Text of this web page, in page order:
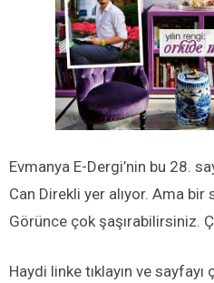
Evmanya E-Dergi’nin bu 28.
Can Direkli yer alıyor. Ama
Görünce çok şaşırabilirsiniz.
Haydi linke tıklayın ve sayfayı